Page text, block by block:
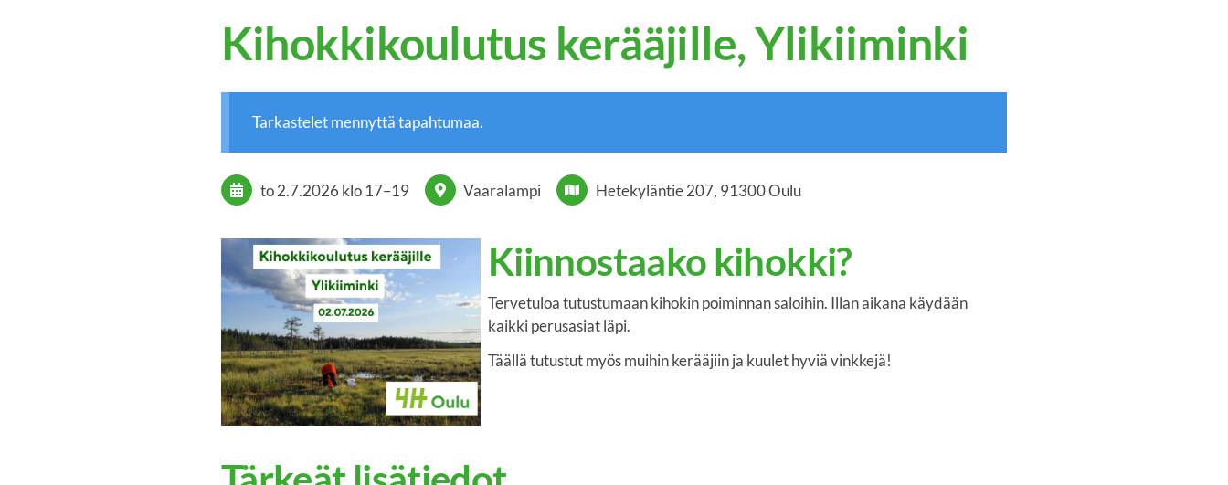
Kihokkikoulutus kerääjille, Ylikiiminki
Tarkastelet mennyttä tapahtumaa.
to 2.7.2026 klo 17–19 Vaaralampi Hetekyläntie 207, 91300 Oulu
Kiinnostaako kihokki?
Tervetuloa tutustumaan kihokin poiminnan saloihin. Illan aikana käydään
kaikki perusasiat läpi.
Täällä tutustut myös muihin kerääjiin ja kuulet hyviä vinkkejä!